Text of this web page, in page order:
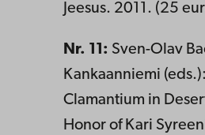
Jeesus. 2011. (25
Nr. 11: Sven-Olav
Kankaanniemi
Clamantium in
Honor of Kari